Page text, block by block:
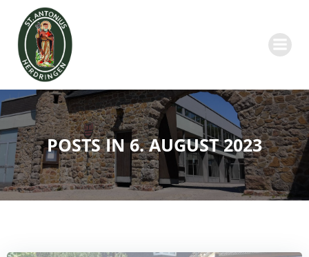
POSTS IN 6. AUGUST 2023